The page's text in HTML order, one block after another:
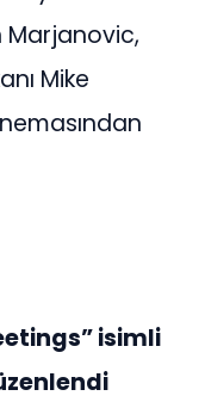
Marjanovic,
Mike
isimli